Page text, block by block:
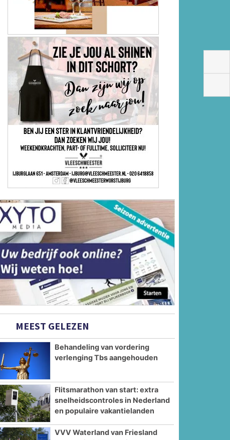
MEEST GELEZEN
Behandeling van vordering
verlenging Tbs aangehouden
Flitsmarathon van start: extra
snelheidscontroles in Nederland
en populaire vakantielanden
VVV Waterland van Friesland